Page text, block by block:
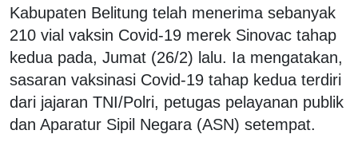
Kabupaten Belitung telah menerima sebanyak
210 vial vaksin Covid-19 merek Sinovac tahap
kedua pada, Jumat (26/2) lalu. Ia mengatakan,
sasaran vaksinasi Covid-19 tahap kedua terdiri
dari jajaran TNI/Polri, petugas pelayanan publik
dan Aparatur Sipil Negara (ASN) setempat.